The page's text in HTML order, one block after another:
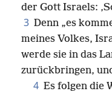
der Gott Israels:
3 Denn „es
meines Volkes,
werde sie in das
zurückbringen,
4 Es folgen die